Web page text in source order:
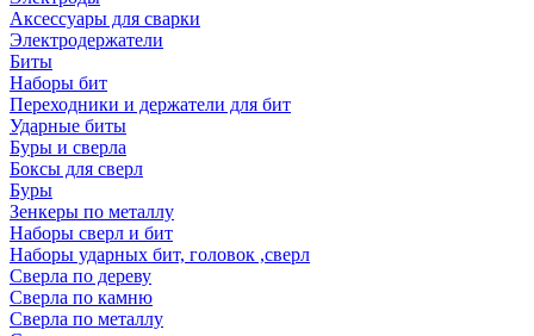
Аксессуары для сварки
Электродержатели
Биты
Наборы бит
Переходники и держатели для бит
Ударные биты
Буры и сверла
Боксы для сверл
Буры
Зенкеры по металлу
Наборы сверл и бит
Наборы ударных бит, головок ,сверл
Сверла по дереву
Сверла по камню
Сверла по металлу